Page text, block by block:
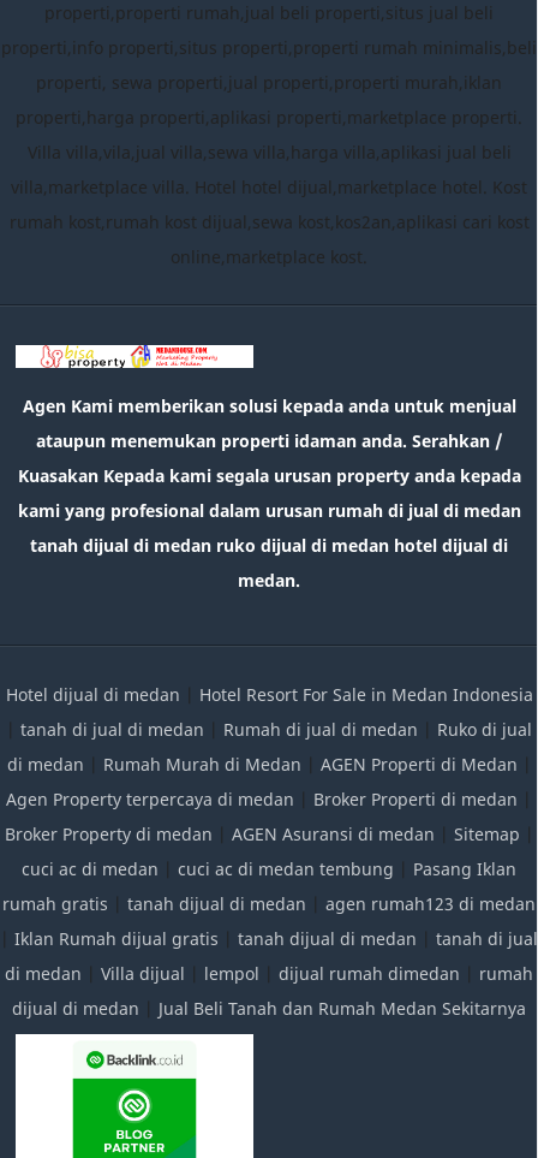
properti,properti rumah,jual beli properti,situs jual beli
properti,info properti,situs properti,properti rumah minimalis,beli
properti, sewa properti,jual properti,properti murah,iklan
properti,harga properti,aplikasi properti,marketplace properti.
Villa villa,vila,jual villa,sewa villa,harga villa,aplikasi jual beli
villa,marketplace villa. Hotel hotel dijual,marketplace hotel. Kost
rumah kost,rumah kost dijual,sewa kost,kos2an,aplikasi cari kost
online,marketplace kost.
Agen Kami memberikan solusi kepada anda untuk menjual
ataupun menemukan properti idaman anda. Serahkan /
Kuasakan Kepada kami segala urusan property anda kepada
kami yang profesional dalam urusan rumah di jual di medan
tanah dijual di medan ruko dijual di medan hotel dijual di
medan.
Hotel dijual di medan
Hotel Resort For Sale in Medan Indonesia
tanah di jual di medan Rumah di jual di medan
Ruko di jual
di medan
Rumah Murah di Medan AGEN Properti di Medan
Agen Property terpercaya di medan
Broker Properti di medan
Broker Property di medan
AGEN Asuransi di medan Sitemap
cuci ac di medan
cuci ac di medan tembung
Pasang Iklan
rumah gratis
tanah dijual di medan
agen rumah123 di medan
Iklan Rumah dijual gratis tanah dijual di medan
tanah di jual
di medan
Villa dijual lempol dijual rumah dimedan
rumah
dijual di medan
Jual Beli Tanah dan Rumah Medan Sekitarnya